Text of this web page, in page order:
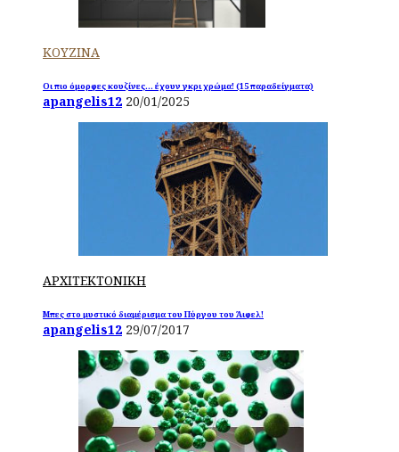
ΚΟΥΖΙΝΑ
Οι πιο όμορφες κουζίνες… έχουν γκρι χρώμα! (15 παραδείγματα)
apangelis12 20/01/2025
ΑΡΧΙΤΕΚΤΟΝΙΚΗ
Μπες στο μυστικό διαμέρισμα του Πύργου του Άιφελ!
apangelis12 29/07/2017